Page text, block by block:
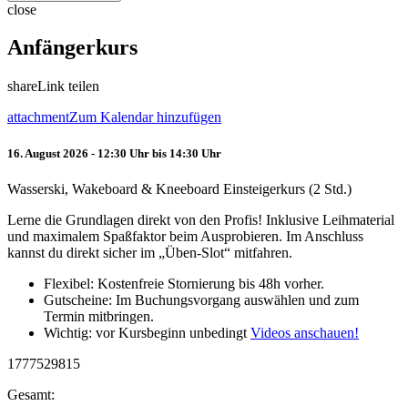
close
Anfängerkurs
shareLink teilen
attachmentZum Kalendar hinzufügen
16. August 2026 - 12:30 Uhr bis 14:30 Uhr
Wasserski, Wakeboard & Kneeboard Einsteigerkurs (2 Std.)
Lerne die Grundlagen direkt von den Profis! Inklusive Leihmaterial
und maximalem Spaßfaktor beim Ausprobieren. Im Anschluss
kannst du direkt sicher im „Üben-Slot“ mitfahren.
Flexibel: Kostenfreie Stornierung bis 48h vorher.
Gutscheine: Im Buchungsvorgang auswählen und zum
Termin mitbringen.
Wichtig: vor Kursbeginn unbedingt Videos anschauen!
1777529815
Gesamt: